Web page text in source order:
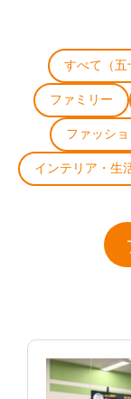
すべて（五
ファミリー
ファッシ
インテリア・生